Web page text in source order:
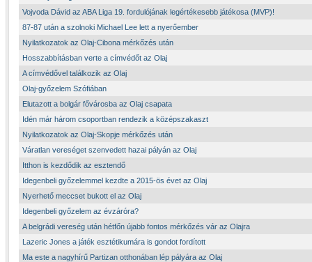
Vojvoda Dávid az ABA Liga 19. fordulójának legértékesebb játékosa (MVP)!
87-87 után a szolnoki Michael Lee lett a nyerőember
Nyilatkozatok az Olaj-Cibona mérkőzés után
Hosszabbításban verte a címvédőt az Olaj
A címvédővel találkozik az Olaj
Olaj-győzelem Szófiában
Elutazott a bolgár fővárosba az Olaj csapata
Idén már három csoportban rendezik a középszakaszt
Nyilatkozatok az Olaj-Skopje mérkőzés után
Váratlan vereséget szenvedett hazai pályán az Olaj
Itthon is kezdődik az esztendő
Idegenbeli győzelemmel kezdte a 2015-ös évet az Olaj
Nyerhető meccset bukott el az Olaj
Idegenbeli győzelem az évzáróra?
A belgrádi vereség után hétfőn újabb fontos mérkőzés vár az Olajra
Lazeric Jones a játék esztétikumára is gondot fordított
Ma este a nagyhírű Partizan otthonában lép pályára az Olaj